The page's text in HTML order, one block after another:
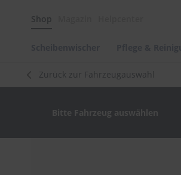
Shop
Polituren
&
Autowellness
Zurück zur Fahrzeugauswahl
Bitte Fahrzeug auswählen